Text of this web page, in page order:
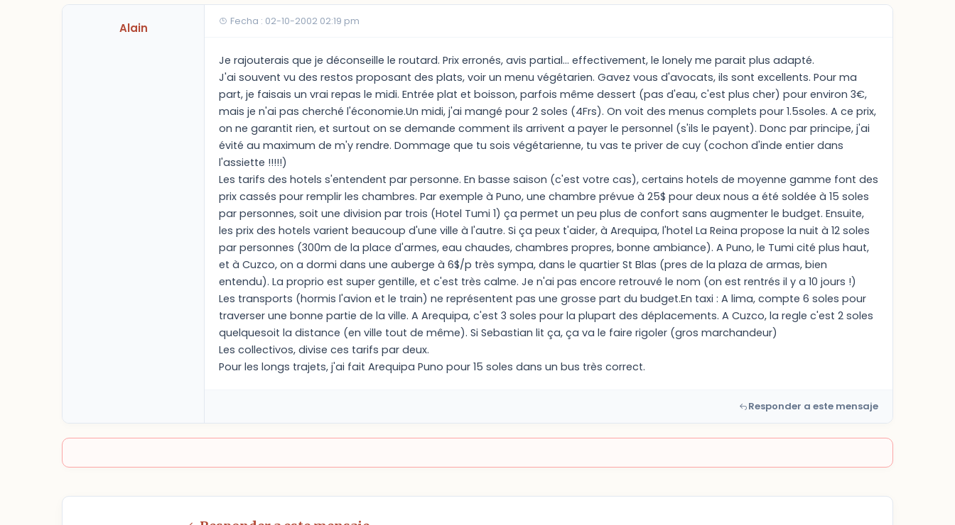
Alain Fecha : 02-10-2002 02:19 pm
Je rajouterais que je déconseille le routard. Prix erronés, avis partial... effectivement, le lonely me parait plus adapté.
J'ai souvent vu des restos proposant des plats, voir un menu végétarien. Gavez vous d'avocats, ils sont excellents. Pour ma
part, je faisais un vrai repas le midi. Entrée plat et boisson, parfois même dessert (pas d'eau, c'est plus cher) pour environ 3€,
mais je n'ai pas cherché l'économie.Un midi, j'ai mangé pour 2 soles (4Frs). On voit des menus complets pour 1.5soles. A ce prix,
on ne garantit rien, et surtout on se demande comment ils arrivent a payer le personnel (s'ils le payent). Donc par principe, j'ai
évité au maximum de m'y rendre. Dommage que tu sois végétarienne, tu vas te priver de cuy (cochon d'inde entier dans
l'assiette !!!!!)
Les tarifs des hotels s'entendent par personne. En basse saison (c'est votre cas), certains hotels de moyenne gamme font des
prix cassés pour remplir les chambres. Par exemple à Puno, une chambre prévue à 25$ pour deux nous a été soldée à 15 soles
par personnes, soit une division par trois (Hotel Tumi 1) ça permet un peu plus de confort sans augmenter le budget. Ensuite,
les prix des hotels varient beaucoup d'une ville à l'autre. Si ça peux t'aider, à Arequipa, l'hotel La Reina propose la nuit à 12 soles
par personnes (300m de la place d'armes, eau chaudes, chambres propres, bonne ambiance). A Puno, le Tumi cité plus haut,
et à Cuzco, on a dormi dans une auberge à 6$/p très sympa, dans le quartier St Blas (pres de la plaza de armas, bien
entendu). La proprio est super gentille, et c'est très calme. Je n'ai pas encore retrouvé le nom (on est rentrés il y a 10 jours !)
Les transports (hormis l'avion et le train) ne représentent pas une grosse part du budget.En taxi : A lima, compte 6 soles pour
traverser une bonne partie de la ville. A Arequipa, c'est 3 soles pour la plupart des déplacements. A Cuzco, la regle c'est 2 soles
quelquesoit la distance (en ville tout de même). Si Sebastian lit ça, ça va le faire rigoler (gros marchandeur)
Les collectivos, divise ces tarifs par deux.
Pour les longs trajets, j'ai fait Arequipa Puno pour 15 soles dans un bus très correct.
Responder a este mensaje